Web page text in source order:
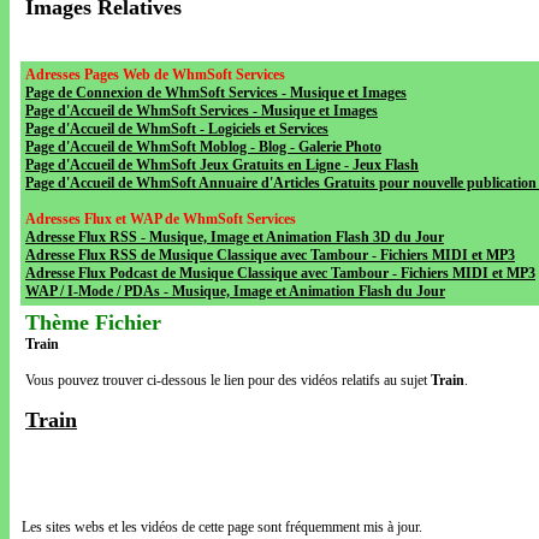
Images Relatives
Adresses Pages Web de WhmSoft Services
Page de Connexion de WhmSoft Services - Musique et Images
Page d'Accueil de WhmSoft Services - Musique et Images
Page d'Accueil de WhmSoft - Logiciels et Services
Page d'Accueil de WhmSoft Moblog - Blog - Galerie Photo
Page d'Accueil de WhmSoft Jeux Gratuits en Ligne - Jeux Flash
Page d'Accueil de WhmSoft Annuaire d'Articles Gratuits pour nouvelle
Adresses Flux et WAP de WhmSoft Services
Adresse Flux RSS - Musique, Image et Animation Flash 3D du Jour
Adresse Flux RSS de Musique Classique avec Tambour - Fichiers MIDI et MP3
Adresse Flux Podcast de Musique Classique avec Tambour - Fichiers MIDI et MP3
WAP / I-Mode / PDAs - Musique, Image et Animation Flash du Jour
Thème Fichier
Train
Vous pouvez trouver ci-dessous le lien pour des vidéos relatifs au sujetTrain.
Train
Les sites webs et les vidéos de cette page sont fréquemment mis à jour.